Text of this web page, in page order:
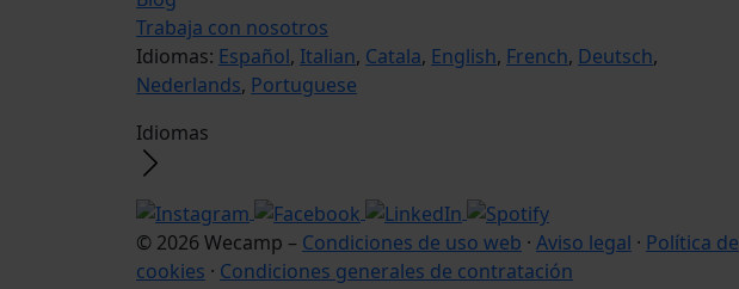
Trabaja con nosotros
Idiomas: Español, Italian, Catala, English, French, Deutsch,
Nederlands, Portuguese
Idiomas
© 2026 Wecamp – Condiciones de uso web · Aviso legal · Política de
cookies · Condiciones generales de contratación